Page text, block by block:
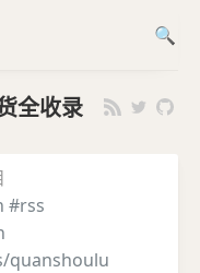
全收录
#rss
quanshoulu